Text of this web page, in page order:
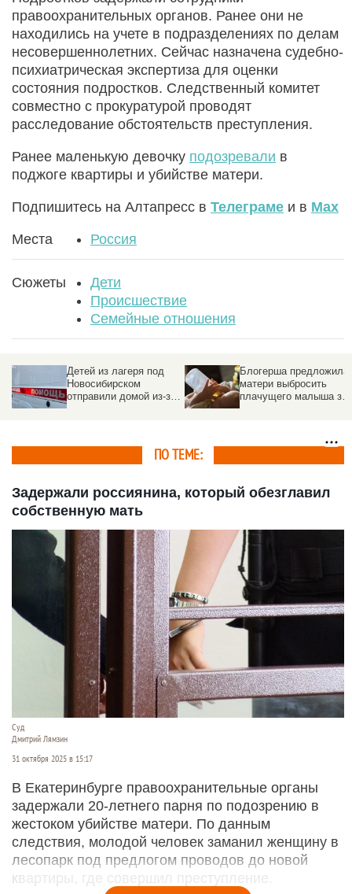
правоохранительных органов. Ранее они не
находились на учете в подразделениях по делам
несовершеннолетних. Сейчас назначена судебно-
психиатрическая экспертиза для оценки
состояния подростков. Следственный комитет
совместно с прокуратурой проводят
расследование обстоятельств преступления.
Ранее маленькую девочку подозревали в
поджоге квартиры и убийстве матери.
Подпишитесь на Алтапресс в Телеграме и в Max
Места Россия
Сюжеты
Дети
Происшествие
Семейные отношения
Блогерша предложила
матери выбросить
плачущего малыша за
В сибирском регионе
запретили продажу
топлива детям младше
ПО ТЕМЕ:
Задержали россиянина, который обезглавил
собственную мать
Суд
Дмитрий Лямзин
31 октября 2025 в 15:17
В Екатеринбурге правоохранительные органы
задержали 20-летнего парня по подозрению в
жестоком убийстве матери. По данным
следствия, молодой человек заманил женщину в
лесопарк под предлогом проводов до новой
квартиры, где совершил преступление.